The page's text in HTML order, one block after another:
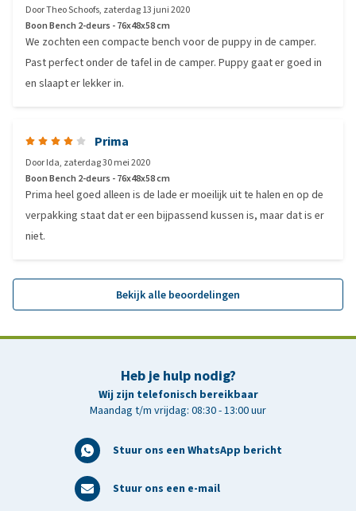
DoorTheo Schoofs, zaterdag 13 juni 2020
Boon Bench 2-deurs - 76x48x58 cm
We zochten een compacte bench voor de puppy in de camper.
Past perfect onder de tafel in de camper. Puppy gaat er goed in
en slaapt er lekker in.
Prima
DoorIda, zaterdag 30 mei 2020
Boon Bench 2-deurs - 76x48x58 cm
Prima heel goed alleen is de lade er moeilijk uit te halen en op de
verpakking staat dat er een bijpassend kussen is, maar dat is er
niet.
Bekijk alle beoordelingen
Heb je hulp nodig?
Wij zijn telefonisch bereikbaar
Maandag t/m vrijdag: 08:30 - 13:00 uur
Stuur ons een WhatsApp bericht
Stuur ons een e-mail